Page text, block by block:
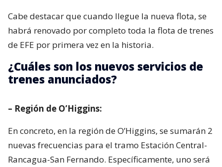
Cabe destacar que cuando llegue la nueva flota, se
habrá renovado por completo toda la flota de trenes
de EFE por primera vez en la historia.
¿Cuáles son los nuevos servicios de
trenes anunciados?
– Región de O’Higgins:
En concreto, en la región de O’Higgins, se sumarán 2
nuevas frecuencias para el tramo Estación Central-
Rancagua-San Fernando. Específicamente, uno será